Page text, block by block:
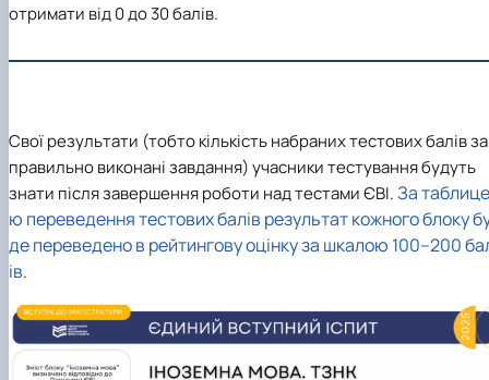
отримати від 0 до 30 балів.
Свої результати (тобто кількість набраних тестових балів за
правильно виконані завдання) учасники тестування будуть
знати після завершення роботи над тестами ЄВІ.За таблице
ю переведення тестових балів результат кожного блоку
де переведено в рейтингову оцінку за шкалою 100–200
ів.